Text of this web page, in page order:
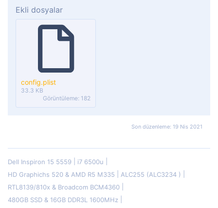
Ekli dosyalar
config.plist
33.3 KB
Görüntüleme: 182
Son düzenleme: 19 Nis 2021
Dell Inspiron 15 5559
i7 6500u
HD Graphichs 520 & AMD R5 M335
ALC255 (ALC3234 )
RTL8139/810x & Broadcom BCM4360
480GB SSD & 16GB DDR3L 1600MHz